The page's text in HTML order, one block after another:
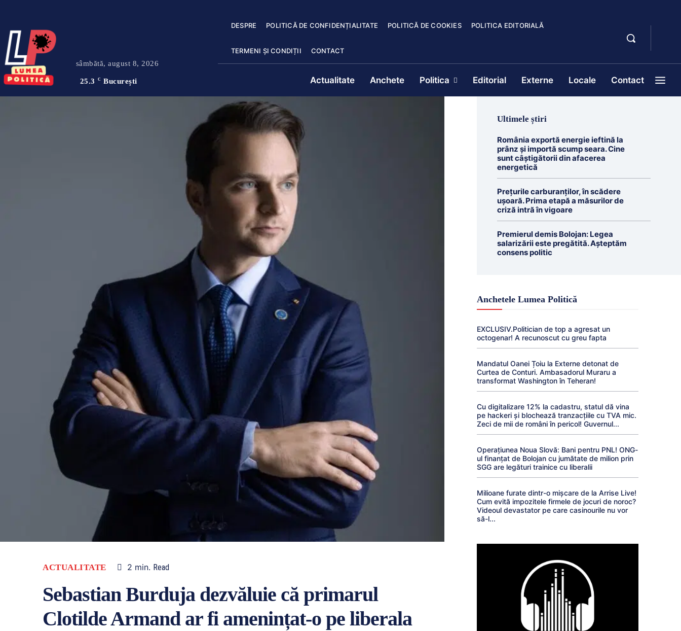
sâmbătă, august 8, 2026
25.3 C București
DESPRE POLITICĂ DE CONFIDENȚIALITATE POLITICĂ DE COOKIES POLITICA EDITORIALĂ
TERMENI ȘI CONDIȚII CONTACT
Actualitate Anchete Politica Editorial Externe Locale Contact
ACTUALITATE 2 min. Read
Sebastian Burduja dezvăluie că primarul
Clotilde Armand ar fi amenințat-o pe liberala
Ultimele știri
România exportă energie ieftină la
prânz și importă scump seara. Cine
sunt câștigătorii din afacerea
energetică
Prețurile carburanților, în scădere
ușoară. Prima etapă a măsurilor de
criză intră în vigoare
Premierul demis Bolojan: Legea
salarizării este pregătită. Așteptăm
consens politic
Anchetele Lumea Politică
EXCLUSIV.Politician de top a agresat un
octogenar! A recunoscut cu greu fapta
Mandatul Oanei Țoiu la Externe detonat de
Curtea de Conturi. Ambasadorul Muraru a
transformat Washington în Teheran!
Cu digitalizare 12% la cadastru, statul dă vina
pe hackeri și blochează tranzacțiile cu TVA mic.
Zeci de mii de români în pericol! Guvernul...
Operațiunea Noua Slovă: Bani pentru PNL! ONG-
ul finanțat de Bolojan cu jumătate de milion prin
SGG are legături trainice cu liberalii
Milioane furate dintr-o mișcare de la Arrise Live!
Cum evită impozitele firmele de jocuri de noroc?
Videoul devastator pe care casinourile nu vor
să-l...